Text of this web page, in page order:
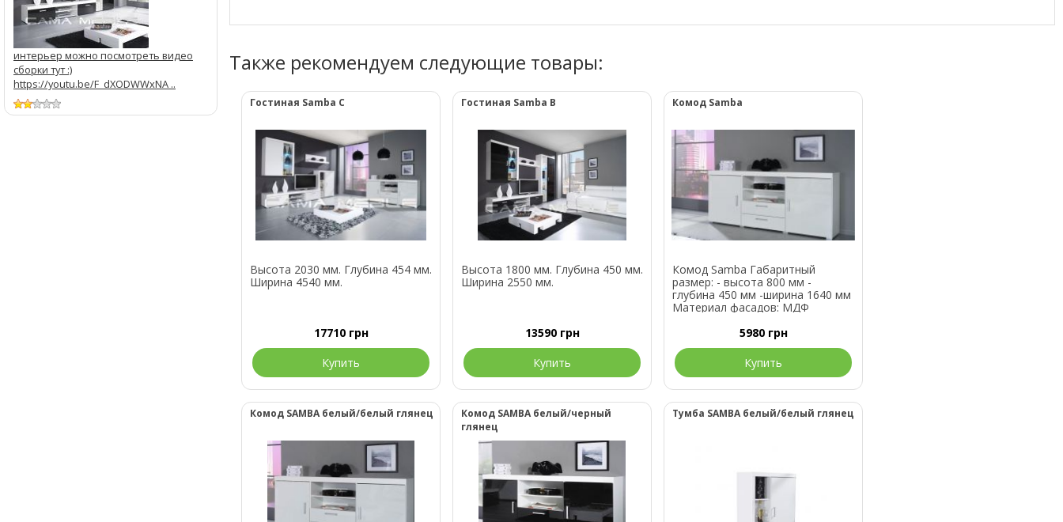
Также рекомендуем следующие товары:
Гостиная Samba C
Высота 2030 мм. Глубина 454 мм.
Ширина 4540 мм.
17710 грн
Купить
Гостиная Samba B
Высота 1800 мм. Глубина 450 мм.
Ширина 2550 мм.
13590 грн
Купить
Комод Samba
Комод Samba Габаритный
размер: - высота 800 мм -
глубина 450 мм -ширина 1640 мм
Материал фасадов: МДФ
фасады) - корпус – белый
матовый; - фасад – белый
глянец. В нашем интернет-
мгазине мебели вы можете
5980 грн
Купить
Комод SAMBA белый/белый глянец
Комод SAMBA белый/черный
глянец
Тумба SAMBA белый/белый глянец
интерьер можно посмотреть видео
сборки тут :)
https://youtu.be/F_dXODWWxNA ..